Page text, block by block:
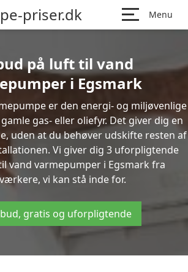
priser.dk Menu
på luft til vand
i Egsmark
er den energi- og miljøvenlige
gas- eller oliefyr. Det giver dig en
uden at du behøver udskifte resten af
Vi giver dig 3 uforpligtende
vand varmepumper i Egsmark fra
vi kan stå inde for.
gratis og uforpligtende